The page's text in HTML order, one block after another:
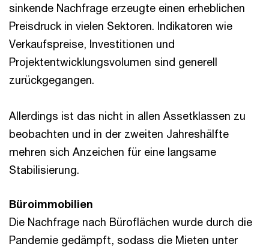
sinkende Nachfrage erzeugte einen erheblichen
Preisdruck in vielen Sektoren. Indikatoren wie
Verkaufspreise, Investitionen und
Projektentwicklungsvolumen sind generell
zurückgegangen.
Allerdings ist das nicht in allen Assetklassen zu
beobachten und in der zweiten Jahreshälfte
mehren sich Anzeichen für eine langsame
Stabilisierung.
Büroimmobilien
Die Nachfrage nach Büroflächen wurde durch die
Pandemie gedämpft, sodass die Mieten unter